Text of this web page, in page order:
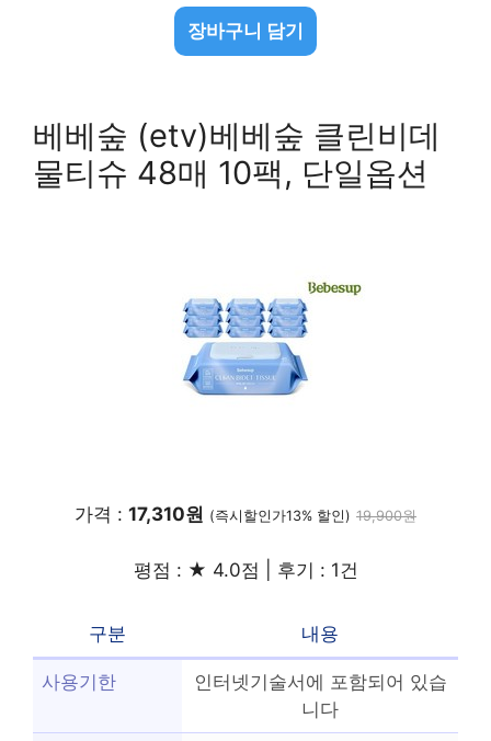
장바구니 담기
베베숲 (etv)베베숲 클린비데
물티슈 48매 10팩, 단일옵션
가격 : 17,310원 (즉시할인가13% 할인) 19,900원
평점 : ★ 4.0점 | 후기 : 1건
구분 내용
사용기한
인터넷기술서에 포함되어 있습
니다